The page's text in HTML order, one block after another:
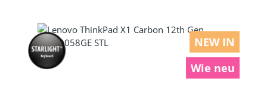
NEW IN
Wie neu